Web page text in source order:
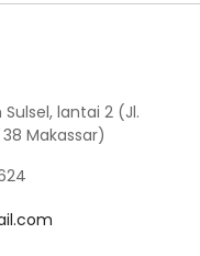
lantai 2 (Jl.
Makassar)